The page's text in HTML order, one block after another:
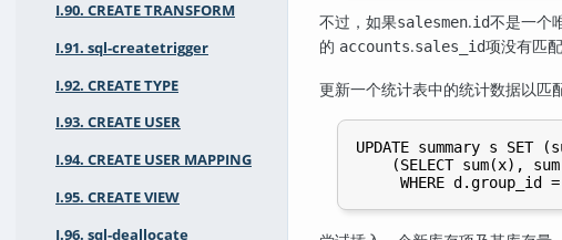
I.90. CREATE TRANSFORM
I.91. sql-createtrigger
I.92. CREATE TYPE
I.93. CREATE USER
I.94. CREATE USER MAPPING
I.95. CREATE VIEW
I.96. sql-deallocate
不过，如果salesmen.id不是一个
的 accounts.sales_id项没有匹
更新一个统计表中的统计数据以匹
UPDATE summary s SET
(SELECT sum(x),